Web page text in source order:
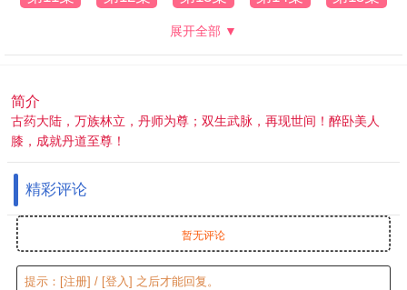
展开全部 ▼
简介
古药大陆，万族林立，丹师为尊；双生武脉，再现世间！醉卧美人
膝，成就丹道至尊！
精彩评论
暂无评论
提示： [注册] / [登入] 之后才能回复。